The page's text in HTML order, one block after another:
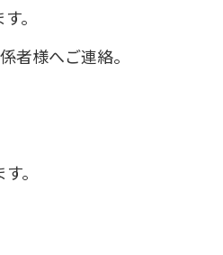
。
者様へご連絡。
。